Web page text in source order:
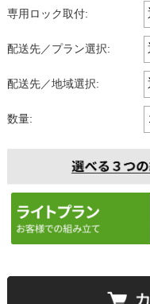
専用ロック取付:
配送先／プラン選択:
配送先／地域選択:
数量: